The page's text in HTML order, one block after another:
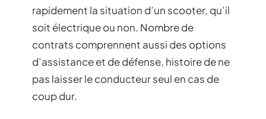
rapidement la situation d’un scooter, qu’il
soit électrique ou non. Nombre de
contrats comprennent aussi des options
d’assistance et de défense, histoire de ne
pas laisser le conducteur seul en cas de
coup dur.